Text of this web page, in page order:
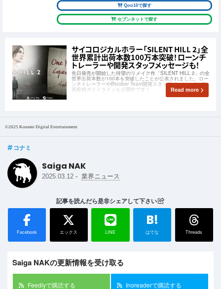
Qoo10で探す
セブンネットで探す
サイコロジカルホラー「SILENT HILL 2」全
世界累計出荷本数100万本突破！ローンチ
トレーラーや開発スタッフメッセージも！
先日発売が開始した待望のリメイク作「SILENT HILL 2」の全
世界出荷本数が100本を突破したことが公表されました。ロー
ンチトレーラーやBloober Team開発スタッフメッセージ、動
画投稿ガイドラインも公開中です！ Read more
©2025 Konami Digital Entertainment
コナミ
Saiga NAK
2025.03.12 - 業界ニュース
記事を読んだら是非シェアして下さい
Facebook エックス LINE
B!
はてな Threads
Saiga NAKの更新情報を受け取る
Feedlyで購読する Inoreaderで購読する